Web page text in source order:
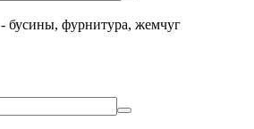
бусины, фурнитура, жемчуг